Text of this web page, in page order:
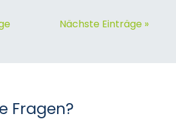
Nächste Einträge »
Fragen?